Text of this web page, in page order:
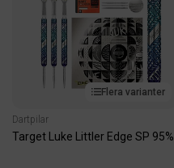
Flera varianter
Dartpilar
Target Luke Littler Edge SP 95%